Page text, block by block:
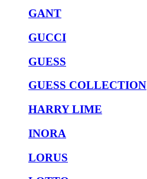
GANT
GUCCI
GUESS
GUESS COLLECTION
HARRY LIME
INORA
LORUS